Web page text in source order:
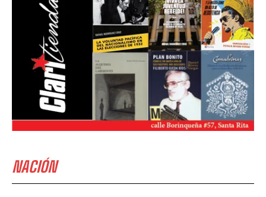
NACIÓN